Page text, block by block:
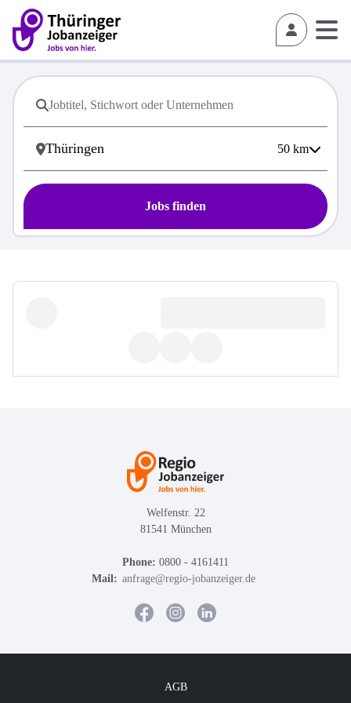
50 km
Jobs finden
Welfenstr. 22
81541 München
Phone: 0800 - 4161411
Mail: anfrage@regio-jobanzeiger.de
AGB